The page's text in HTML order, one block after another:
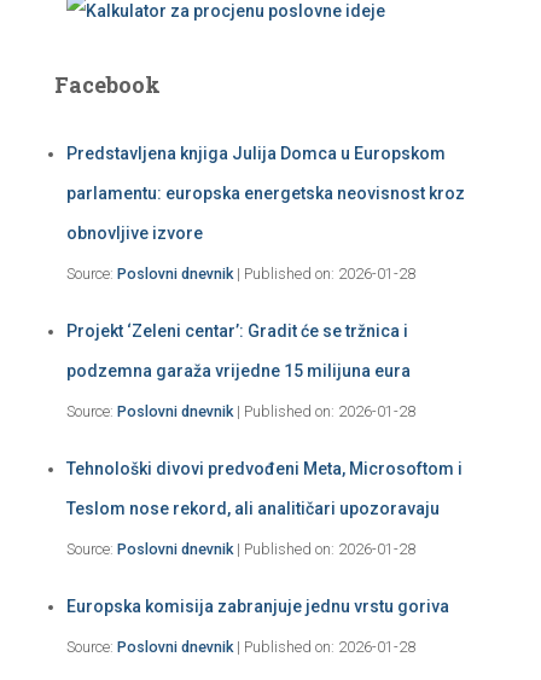
Facebook
Predstavljena knjiga Julija Domca u Europskom
parlamentu: europska energetska neovisnost kroz
obnovljive izvore
Source: Poslovni dnevnik Published on: 2026-01-28
Projekt ‘Zeleni centar’: Gradit će se tržnica i
podzemna garaža vrijedne 15 milijuna eura
Source: Poslovni dnevnik Published on: 2026-01-28
Tehnološki divovi predvođeni Meta, Microsoftom i
Teslom nose rekord, ali analitičari upozoravaju
Source: Poslovni dnevnik Published on: 2026-01-28
Europska komisija zabranjuje jednu vrstu goriva
Source: Poslovni dnevnik Published on: 2026-01-28